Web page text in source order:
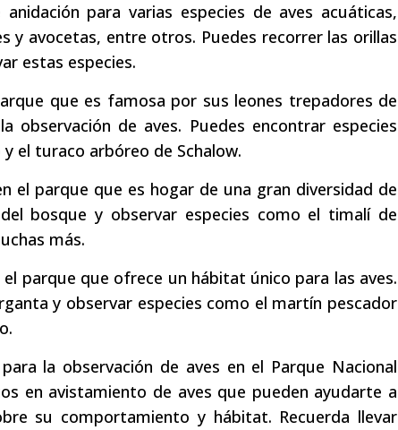
para varias especies de aves acuáticas,
y avocetas, entre otros. Puedes recorrer las orillas
estas especies.
que es famosa por sus leones trepadores de
de aves. Puedes encontrar especies
el turaco arbóreo de Schalow.
el parque que es hogar de una gran diversidad de
bosque y observar especies como el timalí de
más.
parque que ofrece un hábitat único para las aves.
y observar especies como el martín pescador
la observación de aves en el Parque Nacional
en avistamiento de aves que pueden ayudarte a
su comportamiento y hábitat. Recuerda llevar